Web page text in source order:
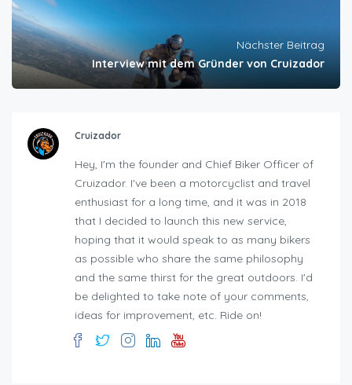
Nächster Beitrag
Interview mit dem Gründer von Cruizador
Cruizador
Hey, I'm the founder and Chief Biker Officer of
Cruizador. I've been a motorcyclist and travel
enthusiast for a long time, and it was in 2018
that I decided to launch this new service,
hoping that it would speak to as many bikers
as possible who share the same philosophy
and the same thirst for the great outdoors. I'd
be delighted to take note of your comments,
ideas for improvement, etc. Ride on!